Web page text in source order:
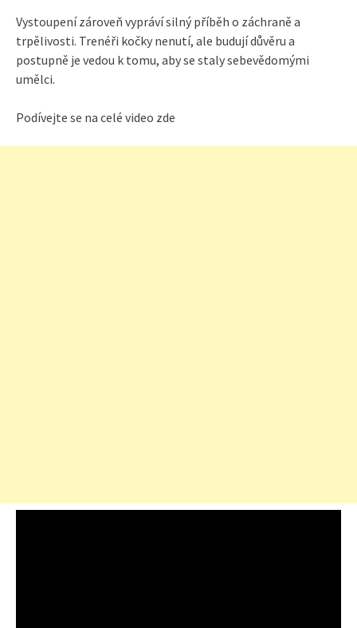
Vystoupení zároveň vypráví silný příběh o záchraně a
trpělivosti. Trenéři kočky nenutí, ale budují důvěru a
postupně je vedou k tomu, aby se staly sebevědomými
umělci.
Podívejte se na celé video zde